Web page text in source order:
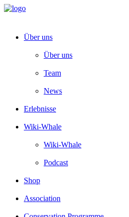
Über uns
Über uns
Team
News
Erlebnisse
Wiki-Whale
Wiki-Whale
Podcast
Shop
Association